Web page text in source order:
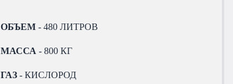
ОБЪЕМ - 480 ЛИТРОВ
МАССА - 800 КГ
ГАЗ - КИСЛОРОД